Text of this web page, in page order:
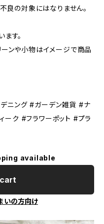
良の対象にはなりません。
す。
ンや小物はイメージで商品
ニング #ガーデン雑貨 #ナ
ーク #フラワーポット #プラ
available
いの方向け